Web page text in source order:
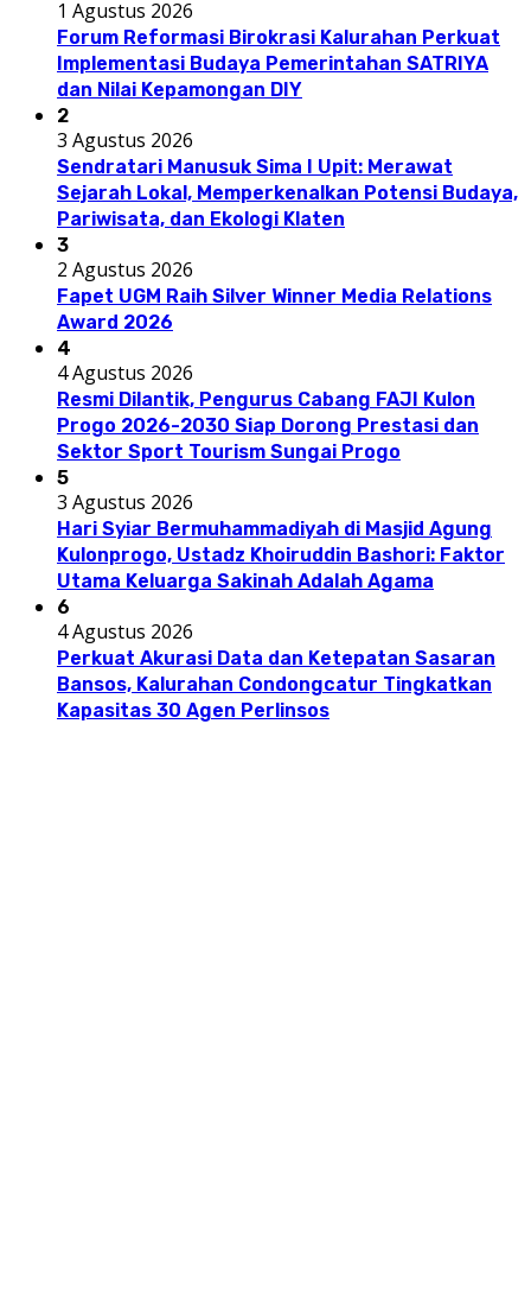
1 Agustus 2026
Forum Reformasi Birokrasi Kalurahan Perkuat
Implementasi Budaya Pemerintahan SATRIYA
dan Nilai Kepamongan DIY
2
3 Agustus 2026
Sendratari Manusuk Sima I Upit: Merawat
Sejarah Lokal, Memperkenalkan Potensi Budaya,
Pariwisata, dan Ekologi Klaten
3
2 Agustus 2026
Fapet UGM Raih Silver Winner Media Relations
Award 2026
4
4 Agustus 2026
Resmi Dilantik, Pengurus Cabang FAJI Kulon
Progo 2026-2030 Siap Dorong Prestasi dan
Sektor Sport Tourism Sungai Progo
5
3 Agustus 2026
Hari Syiar Bermuhammadiyah di Masjid Agung
Kulonprogo, Ustadz Khoiruddin Bashori: Faktor
Utama Keluarga Sakinah Adalah Agama
6
4 Agustus 2026
Perkuat Akurasi Data dan Ketepatan Sasaran
Bansos, Kalurahan Condongcatur Tingkatkan
Kapasitas 30 Agen Perlinsos